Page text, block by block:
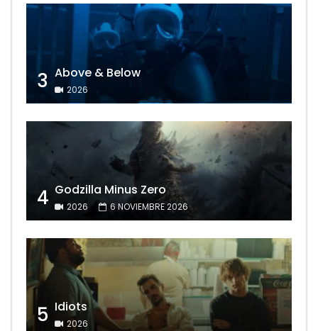
3 Above & Below
2026
4 Godzilla Minus Zero
2026 6 NOVIEMBRE 2026
5 Idiots
2026